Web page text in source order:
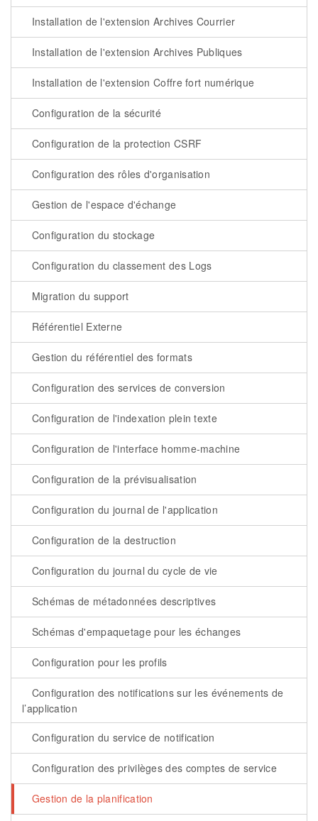
Installation de l'extension Archives Courrier
Installation de l'extension Archives Publiques
Installation de l'extension Coffre fort numérique
Configuration de la sécurité
Configuration de la protection CSRF
Configuration des rôles d'organisation
Gestion de l'espace d'échange
Configuration du stockage
Configuration du classement des Logs
Migration du support
Référentiel Externe
Gestion du référentiel des formats
Configuration des services de conversion
Configuration de l'indexation plein texte
Configuration de l'interface homme-machine
Configuration de la prévisualisation
Configuration du journal de l'application
Configuration de la destruction
Configuration du journal du cycle de vie
Schémas de métadonnées descriptives
Schémas d'empaquetage pour les échanges
Configuration pour les profils
Configuration des notifications sur les événements de
l’application
Configuration du service de notification
Configuration des privilèges des comptes de service
Gestion de la planification